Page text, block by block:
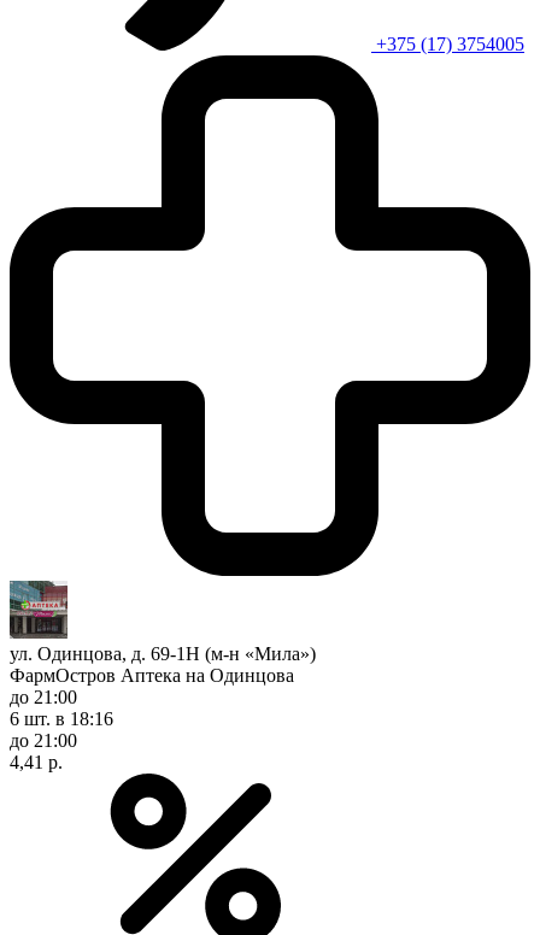
+375 (17) 3754005
ул. Одинцова, д. 69-1Н (м-н «Мила»)
ФармОстров Аптека на Одинцова
до 21:00
6 шт. в 18:16
до 21:00
4,41 р.